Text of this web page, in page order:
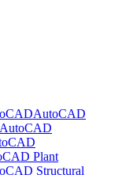
AutoCAD
AutoCAD
Plant
Structural